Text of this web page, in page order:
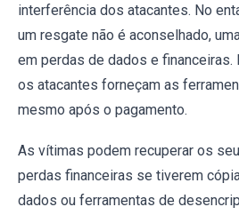
interferência dos atacantes. No
um resgate não é aconselhado,
em perdas de dados e financeiras.
os atacantes forneçam as
mesmo após o pagamento.
As vítimas podem recuperar os
perdas financeiras se tiverem
dados ou ferramentas de